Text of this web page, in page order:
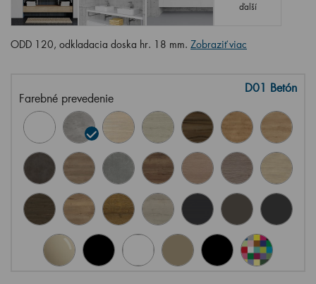
ďalší
ODD 120, odkladacia doska hr. 18 mm. Zobraziť viac
Farebné prevedenie
D01 Betón